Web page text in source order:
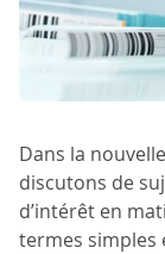
Dans la
discutons de
d’intérêt en
termes simples